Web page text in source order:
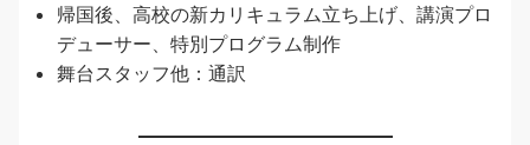
帰国後、高校の新カリキュラム立ち上げ、講演プロ
デューサー、特別プログラム制作
舞台スタッフ他：通訳